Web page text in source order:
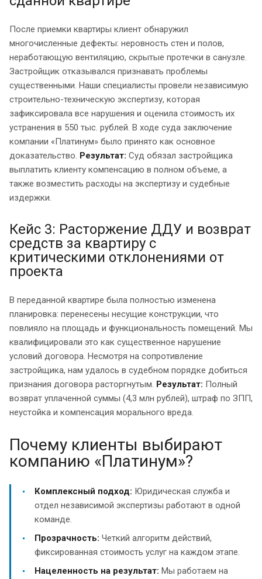
После приемки квартиры клиент обнаружил
многочисленные дефекты: неровность стен и полов,
неработающую вентиляцию, скрытые протечки в санузле.
Застройщик отказывался признавать проблемы
существенными. Наши специалисты провели независимую
строительно-техническую экспертизу, которая
зафиксировала все нарушения и оценила стоимость их
устранения в 550 тыс. рублей. В ходе суда заключение
компании «Платинум» было принято как основное
доказательство. Результат: Суд обязал застройщика
выплатить клиенту компенсацию в полном объеме, а
также возместить расходы на экспертизу и судебные
издержки.
Кейс 3: Расторжение ДДУ и возврат
средств за квартиру с
критическими отклонениями от
проекта
В переданной квартире была полностью изменена
планировка: перенесены несущие конструкции, что
повлияло на площадь и функциональность помещений. Мы
квалифицировали это как существенное нарушение
условий договора. Несмотря на сопротивление
застройщика, нам удалось в судебном порядке добиться
признания договора расторгнутым. Результат: Полный
возврат уплаченной суммы (4,3 млн рублей), штраф по ЗПП,
неустойка и компенсация морального вреда.
Почему клиенты выбирают
компанию «Платинум»?
Комплексный подход: Юридическая служба и
отдел независимой экспертизы работают в одной
команде.
Прозрачность: Четкий алгоритм действий,
фиксированная стоимость услуг на каждом этапе.
Нацеленность на результат: Мы работаем на